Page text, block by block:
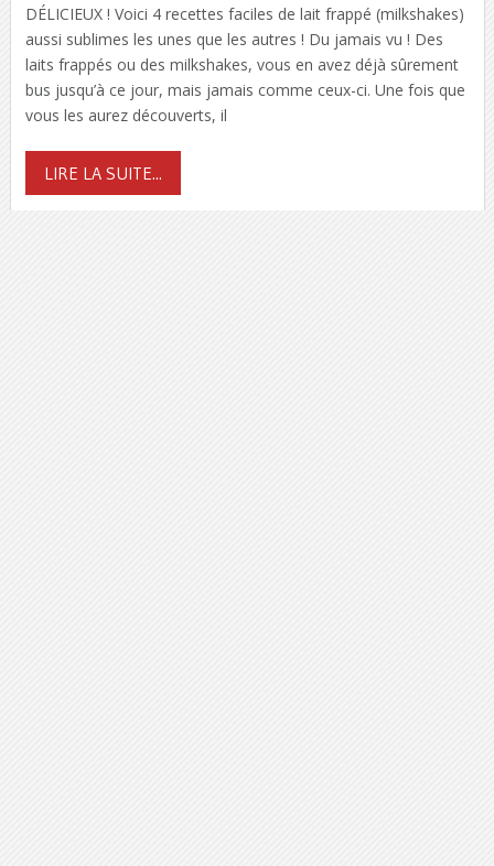
DÉLICIEUX ! Voici 4 recettes faciles de lait frappé (milkshakes)
aussi sublimes les unes que les autres ! Du jamais vu ! Des
laits frappés ou des milkshakes, vous en avez déjà sûrement
bus jusqu’à ce jour, mais jamais comme ceux-ci. Une fois que
vous les aurez découverts, il
LIRE LA SUITE...